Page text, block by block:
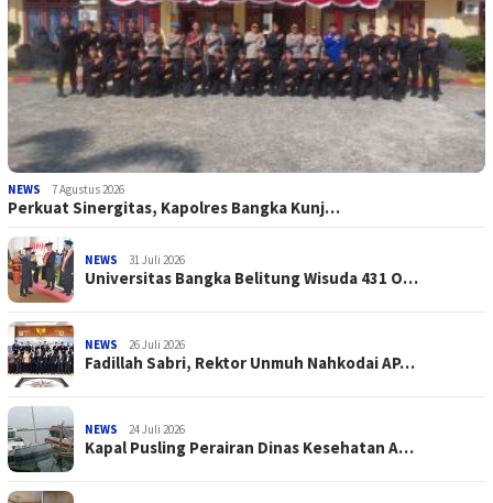
NEWS 7 Agustus 2026
Perkuat Sinergitas, Kapolres Bangka Kunj…
NEWS 31 Juli 2026
Universitas Bangka Belitung Wisuda 431 O…
NEWS 26 Juli 2026
Fadillah Sabri, Rektor Unmuh Nahkodai AP…
NEWS 24 Juli 2026
Kapal Pusling Perairan Dinas Kesehatan A…